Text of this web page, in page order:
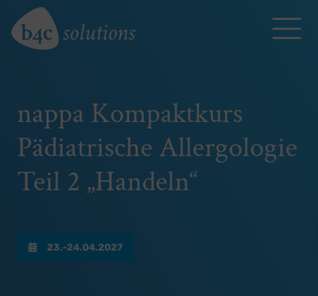
nappa Kompaktkurs
Pädiatrische Allergologie
Teil 2 „Handeln“
23.-24.04.2027